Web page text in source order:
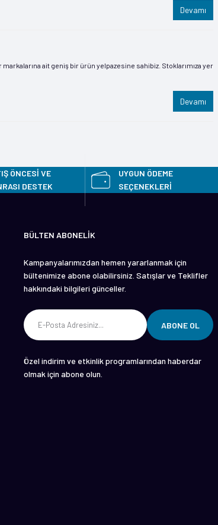
Devamı
ait geniş bir ürün yelpazesine sahibiz. Stoklarımıza yer
Devamı
ÖNCESİ VE
DESTEK
UYGUN ÖDEME
SEÇENEKLERİ
BÜLTEN ABONELİK
Kampanyalarımızdan hemen yararlanmak için
bültenimize abone olabilirsiniz. Satışlar ve Teklifler
hakkındaki bilgileri günceller.
ABONE OL
Özel indirim ve etkinlik programlarından haberdar
olmak için abone olun.